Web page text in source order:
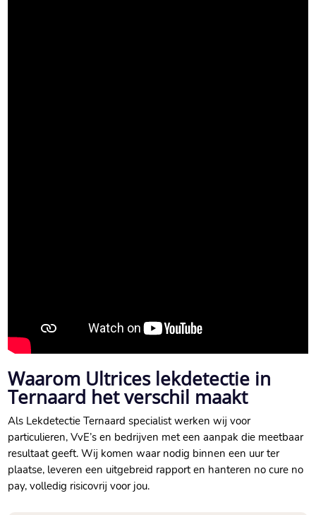
Waarom Ultrices lekdetectie in
Ternaard het verschil maakt
Als Lekdetectie Ternaard specialist werken wij voor
particulieren, VvE’s en bedrijven met een aanpak die meetbaar
resultaat geeft. Wij komen waar nodig binnen een uur ter
plaatse, leveren een uitgebreid rapport en hanteren no cure no
pay, volledig risicovrij voor jou.